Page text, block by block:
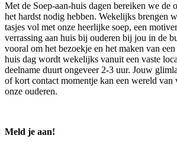
Met de Soep-aan-huis dagen bereiken we de
het hardst nodig hebben. Wekelijks brengen
tasjes vol met onze heerlijke soep, een
verrassing aan huis bij ouderen bij jou in de
vooral om het bezoekje en het maken van
huis dag wordt wekelijks vanuit een vaste
deelname duurt ongeveer 2-3 uur. Jouw
of kort contact momentje kan een wereld van
onze ouderen.
Meld je aan!